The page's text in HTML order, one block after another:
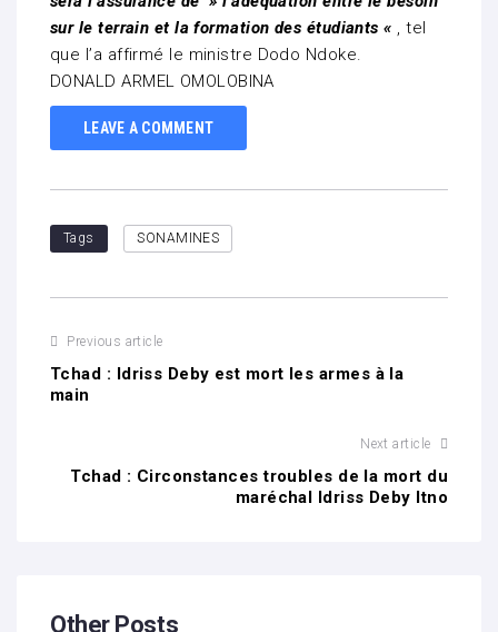
sur le terrain et la formation des étudiants « , tel
que l’a affirmé le ministre Dodo Ndoke.
DONALD ARMEL OMOLOBINA
LEAVE A COMMENT
Tags SONAMINES
Previous article
Tchad : Idriss Deby est mort les armes à la
main
Next article
Tchad : Circonstances troubles de la mort du
maréchal Idriss Deby Itno
Other Posts